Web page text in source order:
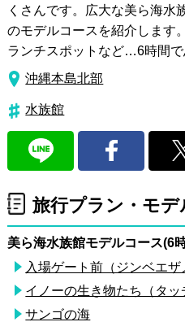
くさんです。広大な美ら海水
のモデルコースを紹介します
ランチスポットなど…6時間で
沖縄本島北部
水族館
旅行プラン・モ
美ら海水族館モデルコース(6
入場ゲート前（ジンベエザ
イノーの生き物たち（タッ
サンゴの海